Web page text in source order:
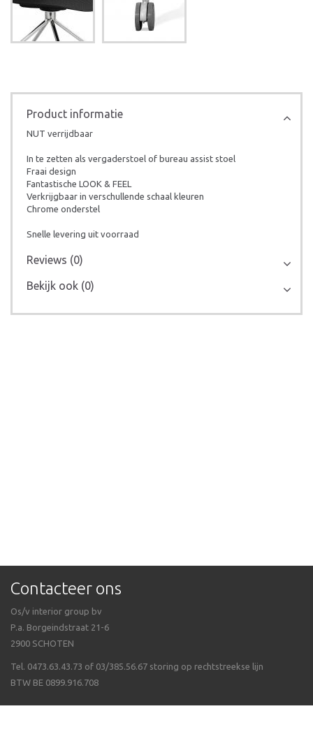
Product informatie
NUT verrijdbaar
In te zetten als vergaderstoel of bureau assist stoel
Fraai design
Fantastische LOOK & FEEL
Verkrijgbaar in verschullende schaal kleuren
Chrome onderstel
Snelle levering uit voorraad
Reviews (0)
Bekijk ook (0)
Contacteer ons
Os/v interior group bv
P.a. Borgeindstraat 21-6
2900 SCHOTEN
Tel. 0473.63.43.73 of 03/385.56.67 storing op rechtstreekse lijn
BTW BE 0899.916.708